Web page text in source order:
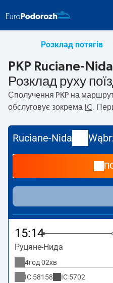
Розклад потягів
PKP Ruciane-
Розклад руху
Сполучення PKP на
обслуговує зокрема
IC .
вирушає о
Wąbrzeźno не курсують
Intercity. Потяг
Ruciane-Nida
15:14
Руцяне-Нида
4год 02хв
IC 58158 IC 5702